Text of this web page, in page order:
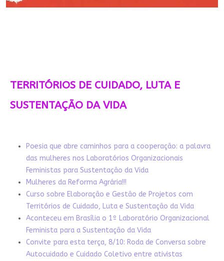
TERRITÓRIOS DE CUIDADO, LUTA E
SUSTENTAÇÃO DA VIDA
Poesia que abre caminhos para a cooperação: a palavra
das mulheres nos Laboratórios Organizacionais
Feministas para Sustentação da Vida
Mulheres da Reforma Agrária!!!
Curso sobre Elaboração e Gestão de Projetos com
Territórios de Cuidado, Luta e Sustentação da Vida
Aconteceu em Brasília o 1º Laboratório Organizacional
Feminista para a Sustentação da Vida
Convite para esta terça, 8/10: Roda de Conversa sobre
Autocuidado e Cuidado Coletivo entre ativistas